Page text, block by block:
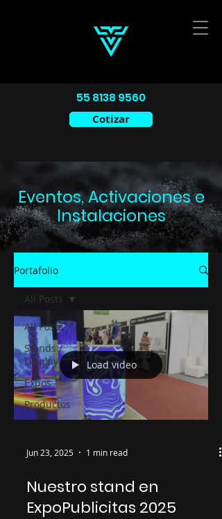
Cotizar
55 8138 9560
Eventos, Activaciones e
Instalaciones
Portafolio
All Posts
Stands /
Display
Expos
Productos
All Posts
Load video
Jun 23, 2025 1 min read
Nuestro stand en
ExpoPublicitas 2025